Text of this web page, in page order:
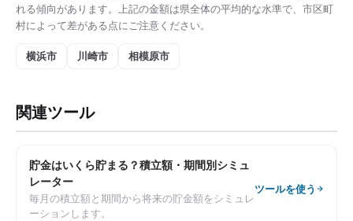
れる傾向があります。上記の金額は県全体の平均的な水準で、市区町
村によって差がある点にご注意ください。
横浜市 川崎市 相模原市
関連ツール
貯金はいくら貯まる？積立額・期間別シミュ
レーター
毎月の積立額と期間から将来の貯金額をシミュレ
ーションします。
ツールを使う